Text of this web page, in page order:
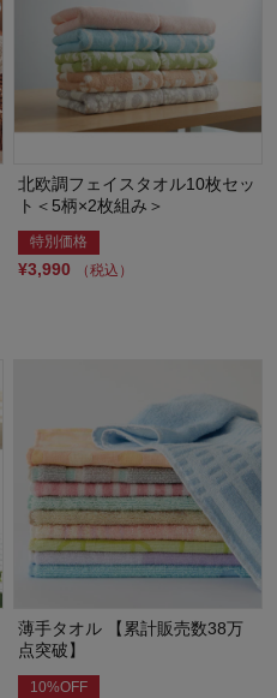
北欧調フェイスタオル10枚セッ
ト＜5柄×2枚組み＞
特別価格
¥3,990 （税込）
薄手タオル 【累計販売数38万
点突破】
10%OFF